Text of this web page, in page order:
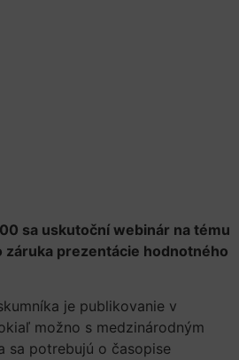
sa uskutoční webinár na tému
záruka prezentácie hodnotného
je publikovanie v
možno s medzinárodným
sa potrebujú o časopise